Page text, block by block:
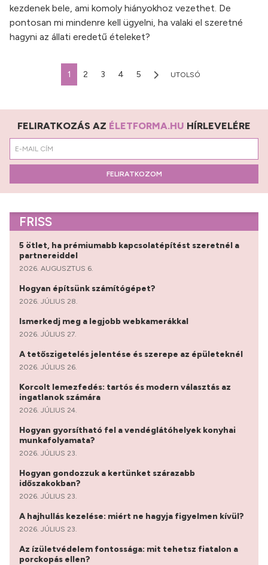
kezdenek bele, ami komoly hiányokhoz vezethet. De
pontosan mi mindenre kell ügyelni, ha valaki el szeretné
hagyni az állati eredetű ételeket?
1 2 3 4 5 UTOLSÓ
FELIRATKOZÁS AZ ÉLETFORMA.HU HÍRLEVELÉRE
FELIRATKOZOM
FRISS
5 ötlet, ha prémiumabb kapcsolatépítést szeretnél a
partnereiddel
2026. AUGUSZTUS 6.
Hogyan építsünk számítógépet?
2026. JÚLIUS 28.
Ismerkedj meg a legjobb webkamerákkal
2026. JÚLIUS 27.
A tetőszigetelés jelentése és szerepe az épületeknél
2026. JÚLIUS 26.
Korcolt lemezfedés: tartós és modern választás az
ingatlanok számára
2026. JÚLIUS 24.
Hogyan gyorsítható fel a vendéglátóhelyek konyhai
munkafolyamata?
2026. JÚLIUS 23.
Hogyan gondozzuk a kertünket szárazabb
időszakokban?
2026. JÚLIUS 23.
A hajhullás kezelése: miért ne hagyja figyelmen kívül?
2026. JÚLIUS 23.
Az ízületvédelem fontossága: mit tehetsz fiatalon a
porckopás ellen?